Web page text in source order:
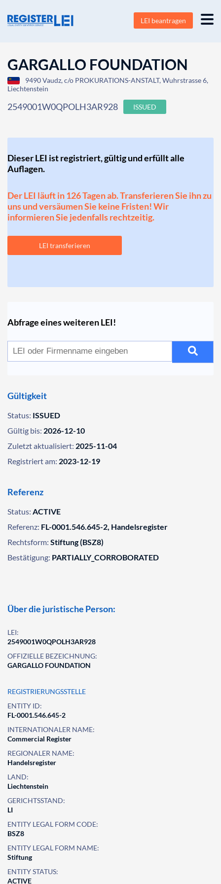
LEI beantragen
GARGALLO FOUNDATION
9490 Vaudz, c/o PROKURATIONS-ANSTALT, Wuhrstrasse 6,
Liechtenstein
2549001W0QPOLH3AR928 ISSUED
Dieser LEI ist registriert, gültig und erfüllt alle
Auflagen.
Der LEI läuft in 126 Tagen ab. Transferieren Sie ihn zu
uns und versäumen Sie keine Fristen! Wir
informieren Sie jedenfalls rechtzeitig.
LEI transferieren
Abfrage eines weiteren LEI!
Gültigkeit
Status: ISSUED
Gültig bis: 2026-12-10
Zuletzt aktualisiert: 2025-11-04
Registriert am: 2023-12-19
Referenz
Status: ACTIVE
Referenz: FL-0001.546.645-2, Handelsregister
Rechtsform: Stiftung (BSZ8)
Bestätigung: PARTIALLY_CORROBORATED
Über die juristische Person:
LEI:
2549001W0QPOLH3AR928
OFFIZIELLE BEZEICHNUNG:
GARGALLO FOUNDATION
REGISTRIERUNGSSTELLE
ENTITY ID:
FL-0001.546.645-2
INTERNATIONALER NAME:
Commercial Register
REGIONALER NAME:
Handelsregister
LAND:
Liechtenstein
GERICHTSSTAND:
LI
ENTITY LEGAL FORM CODE:
BSZ8
ENTITY LEGAL FORM NAME:
Stiftung
ENTITY STATUS:
ACTIVE